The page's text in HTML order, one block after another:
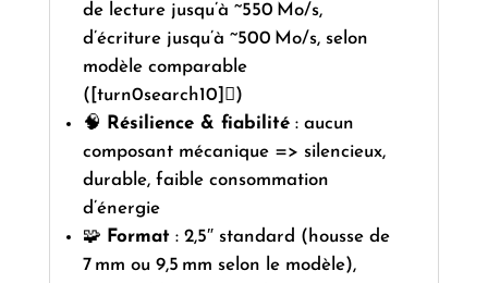
de lecture jusqu’à ~550 Mo/s,
d’écriture jusqu’à ~500 Mo/s, selon
modèle comparable
([turn0search10])
🧠
Résilience & fiabilité: aucun
composant mécanique => silencieux,
durable, faible consommation
d’énergie
🧩 Format: 2,5″ standard (housse de
7 mm ou 9,5 mm selon le modèle),